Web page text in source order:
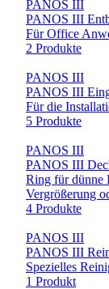
PANOS III
PANOS III
Für Office
2 Produkte
PANOS III
PANOS III
Für die
5 Produkte
PANOS III
PANOS III
Ring für dünne
Vergrößerung
4 Produkte
PANOS III
PANOS III
Spezielles
1 Produkt